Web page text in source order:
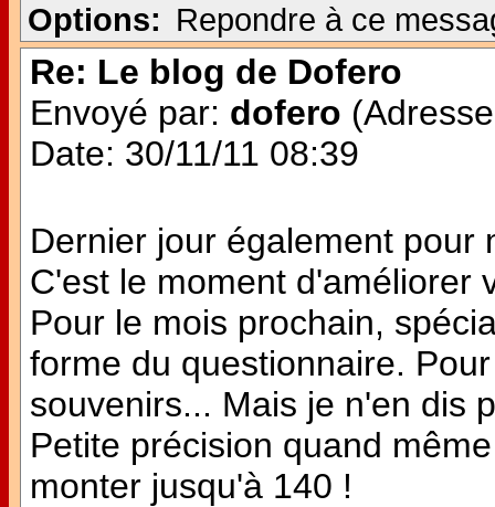
Options: Repondre à ce
Re: Le blog de Dofero
Envoyé par: dofero
Date: 30/11/11 08:39
Dernier jour également pour
C'est le moment d'améliorer
Pour le mois prochain,
forme du questionnaire.
souvenirs... Mais je n'en dis
Petite précision quand
monter jusqu'à 140 !